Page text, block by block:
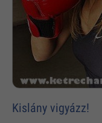
Kislány vigyázz!